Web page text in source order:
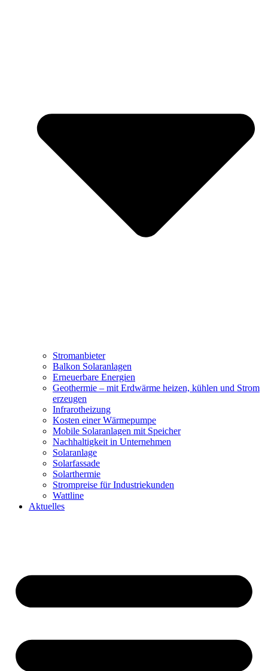
Stromanbieter
Balkon Solaranlagen
Erneuerbare Energien
Geothermie – mit Erdwärme heizen, kühlen und Strom
erzeugen
Infrarotheizung
Kosten einer Wärmepumpe
Mobile Solaranlagen mit Speicher
Nachhaltigkeit in Unternehmen
Solaranlage
Solarfassade
Solarthermie
Strompreise für Industriekunden
Wattline
Aktuelles